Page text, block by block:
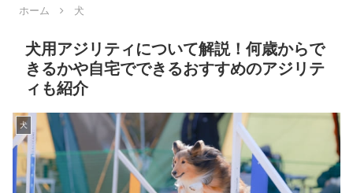
ホーム 犬
犬用アジリティについて解説！何歳からで
きるかや自宅でできるおすすめのアジリテ
ィも紹介
犬